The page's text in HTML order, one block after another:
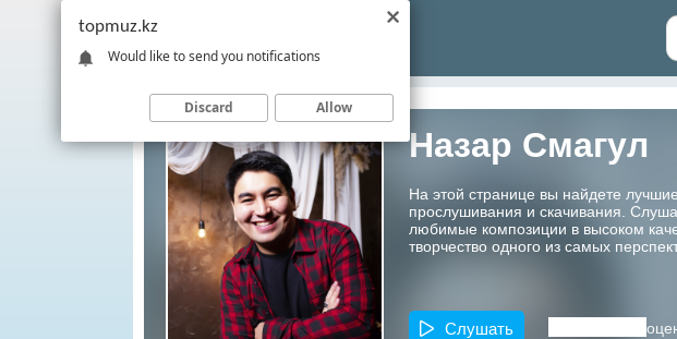
Назар Смагул
На этой странице вы найдете
прослушивания и скачивания.
любимые композиции в высоком
творчество одного из самых
Слушать
topmuz.kz
Would like to send you notifications
Discard Allow